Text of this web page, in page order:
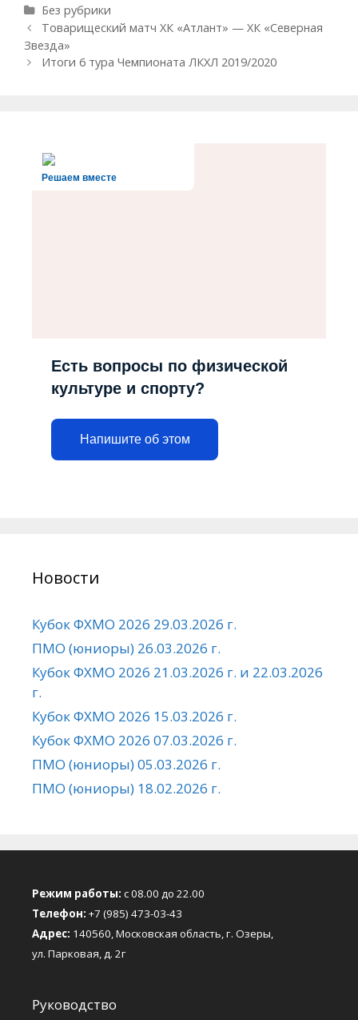
Рубрики
Без рубрики
Навигация
записи
Товарищеский матч ХК «Атлант» — ХК «Северная
Звезда»
Итоги 6 тура Чемпионата ЛКХЛ 2019/2020
Решаем вместе
Есть вопросы по физической
культуре и спорту?
Напишите об этом
Новости
Кубок ФХМО 2026 29.03.2026 г.
ПМО (юниоры) 26.03.2026 г.
Кубок ФХМО 2026 21.03.2026 г. и 22.03.2026
г.
Кубок ФХМО 2026 15.03.2026 г.
Кубок ФХМО 2026 07.03.2026 г.
ПМО (юниоры) 05.03.2026 г.
ПМО (юниоры) 18.02.2026 г.
Режим работы: с 08.00 до 22.00
Телефон: +7 (985) 473-03-43
Адрес: 140560, Московская область, г. Озеры,
ул. Парковая, д. 2г
Руководство